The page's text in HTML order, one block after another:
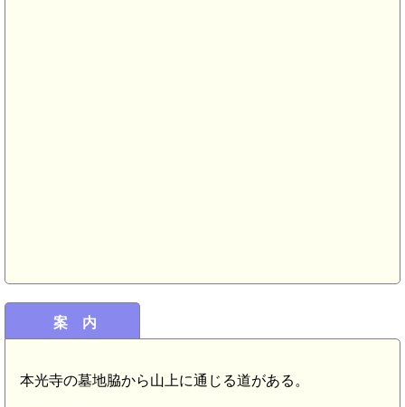
案 内
本光寺の墓地脇から山上に通じる道がある。